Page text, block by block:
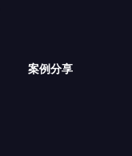
案例分享